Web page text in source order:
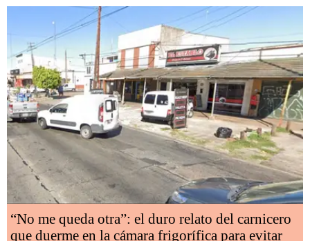
“No me queda otra”: el duro relato del carnicero
que duerme en la cámara frigorífica para evitar